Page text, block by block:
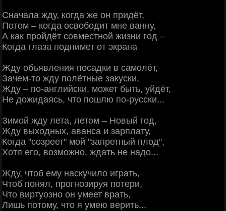
Сначала жду, когда же он придёт,
Потом – когда освободит мне ванну,
А как пройдёт совместной жизни год –
Когда глаза поднимет от экрана
Жду объявления посадки в самолёт,
Зачем-то жду полётные закуски,
Жду – по-английски, может быть, уйдёт,
Не дожидаясь, что пошлю по-русски...
Зимой жду лета, летом – Новый год,
Жду выходных, аванса и зарплату,
Когда "созреет" мой "запретный плод",
Хотя его, возможно, ждать не надо...
Жду, чтоб ему наскучило играть,
Чтоб понял, прогнозируя потери,
Что виртуозно он умеет врать,
Лишь потому, что я умею верить...